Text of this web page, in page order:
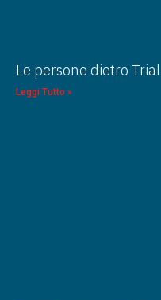
Le persone dietro Trial
Leggi Tutto »